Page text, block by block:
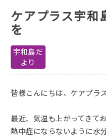
一日体験
ケアプラス宇
を
宇和島だ
より
皆様こんにちは、ケアプラ
最近、気温も上がってきて
熱中症にならないように水